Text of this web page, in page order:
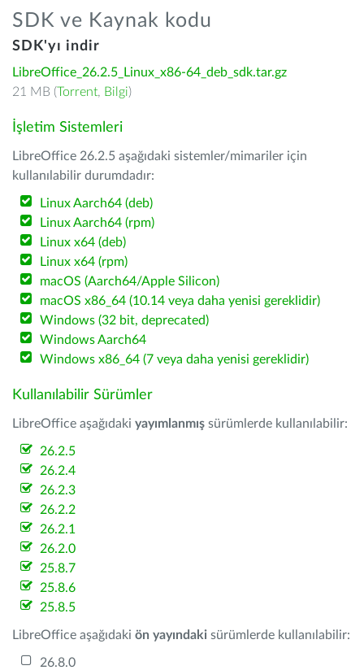
SDK ve Kaynak kodu
SDK'yı indir
LibreOffice_26.2.5_Linux_x86-64_deb_sdk.tar.gz
21 MB (Torrent, Bilgi)
İşletim Sistemleri
LibreOffice 26.2.5 aşağıdaki sistemler/mimariler için
kullanılabilir durumdadır:
Linux Aarch64 (deb)
Linux Aarch64 (rpm)
Linux x64 (deb)
Linux x64 (rpm)
macOS (Aarch64/Apple Silicon)
macOS x86_64 (10.14 veya daha yenisi gereklidir)
Windows (32 bit, deprecated)
Windows Aarch64
Windows x86_64 (7 veya daha yenisi gereklidir)
Kullanılabilir Sürümler
LibreOffice aşağıdaki yayımlanmış sürümlerde kullanılabilir:
26.2.5
26.2.4
26.2.3
26.2.2
26.2.1
26.2.0
25.8.7
25.8.6
25.8.5
LibreOffice aşağıdaki ön yayındaki sürümlerde kullanılabilir:
26.8.0